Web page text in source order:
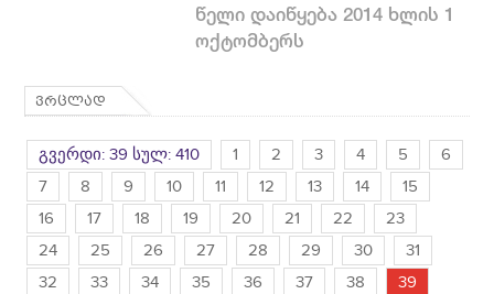
წელი დაიწყება 2014 ხლის 1
ოქტომბერს
ვრცლად
გვერდი: 39 სულ: 410 1 2 3 4 5
6
7
8 9 10 11 12 13 14
15
16
17 18 19 20 21 22
23
24
25 26 27 28 29 30
31
32
33 34 35 36 37 38
39